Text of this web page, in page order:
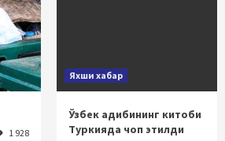
1 928
Яхши хабар
Ўзбек адибининг китоби
Туркияда чоп этилди